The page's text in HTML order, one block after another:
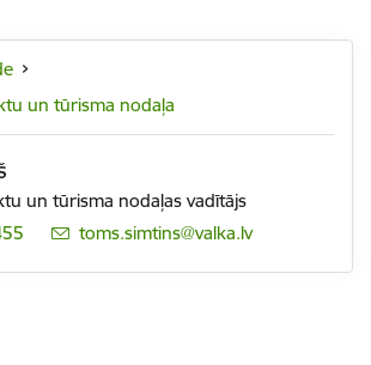
un tūrisma nodaļa
un tūrisma nodaļas vadītājs
E-pasts:
toms.simtins@valka.lv